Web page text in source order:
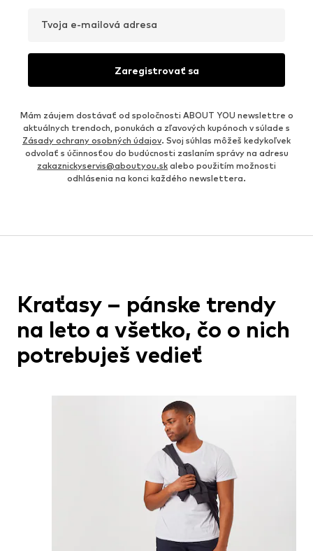
Tvoja e-mailová adresa
Zaregistrovať sa
Mám záujem dostávať od spoločnosti ABOUT YOU newslettre o
aktuálnych trendoch, ponukách a zľavových kupónoch v súlade s
Zásady ochrany osobných údajov. Svoj súhlas môžeš kedykoľvek
odvolať s účinnosťou do budúcnosti zaslaním správy na adresu
zakaznickyservis@aboutyou.sk alebo použitím možnosti
odhlásenia na konci každého newslettera.
Kraťasy – pánske trendy
na leto a všetko, čo o nich
potrebuješ vedieť